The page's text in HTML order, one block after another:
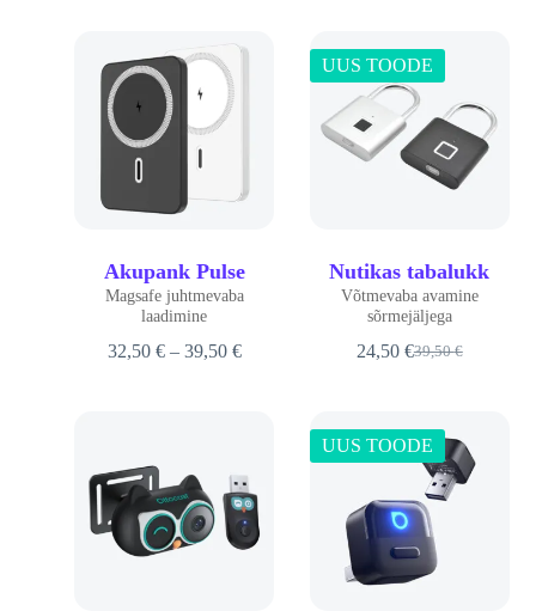
Akupank Pulse
Magsafe juhtmevaba
laadimine
32,50 € – 39,50 €
UUS TOODE
Nutikas tabalukk
Võtmevaba avamine
sõrmejäljega
39,50€
24,50 €
UUS TOODE